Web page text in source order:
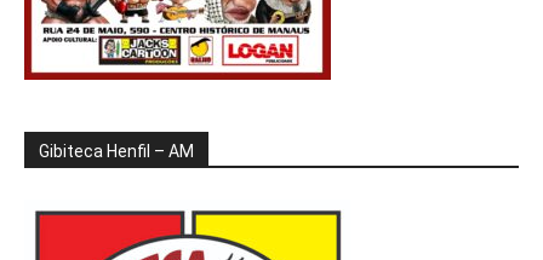
Gibiteca Henfil – AM